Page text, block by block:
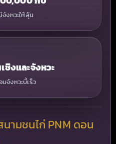
งหวะให้ลุ้น
ชิงและจังหวะ
จังหวะบี้เร็ว
ามชนไก่ PNM ดอน